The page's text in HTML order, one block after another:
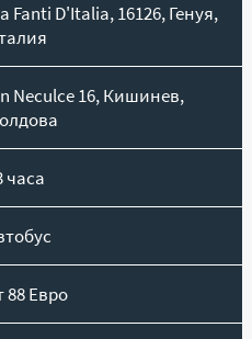
Fanti D'Italia, 16126, Генуя,
Neculce 16, Кишинев,
часа
88 Евро